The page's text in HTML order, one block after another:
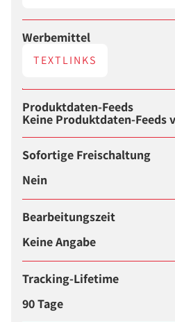
Werbemittel
TEXTLINKS
Produktdaten-Feeds
Keine Produktdaten-Feeds
Sofortige Freischaltung
Nein
Bearbeitungszeit
Keine Angabe
Tracking-Lifetime
90 Tage